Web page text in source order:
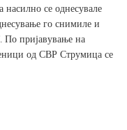
насилно се однесувале
го снимиле и
По пријавување на
од СВР Струмица се